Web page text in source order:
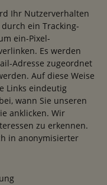
Ihr Nutzerverhalten
ein Tracking-
ein-Pixel-
Es werden
Adresse zugeordnet
Auf diese Weise
Links eindeutig
wann Sie unseren
anklicken. Wir
zu erkennen.
in anonymisierter